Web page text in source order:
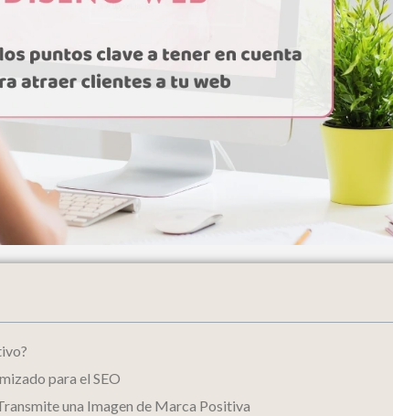
para el SEO
una Imagen de Marca Positiva